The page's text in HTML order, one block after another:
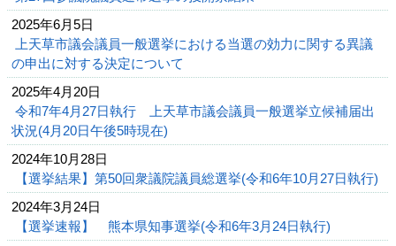
2025年6月5日
上天草市議会議員一般選挙における当選の効力に関する異議
の申出に対する決定について
2025年4月20日
令和7年4月27日執行 上天草市議会議員一般選挙立候補届出
状況(4月20日午後5時現在)
2024年10月28日
【選挙結果】第50回衆議院議員総選挙(令和6年10月27日執行)
2024年3月24日
【選挙速報】 熊本県知事選挙(令和6年3月24日執行)